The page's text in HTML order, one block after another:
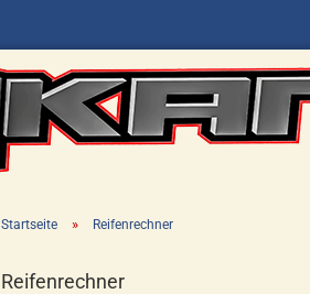
Startseite » Reifenrechner
Reifenrechner